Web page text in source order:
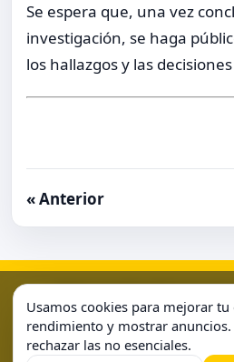
Se espera que, una vez
investigación, se haga
los hallazgos y las
« Anterior
Política de CookiesPolítica de
Sample
Usamos cookies para mejorar
rendimiento y mostrar anuncios.
rechazar las no esenciales.